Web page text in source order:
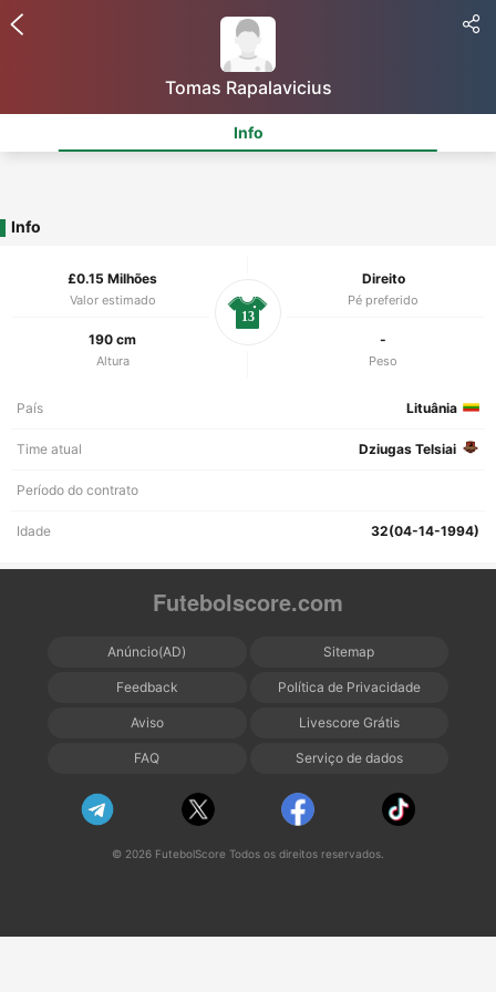
Tomas Rapalavicius
Info
Info
£0.15 Milhões
Valor estimado
Direito
Pé preferido
190 cm
Altura
-
Peso
13
País Lituânia
Time atual Dziugas Telsiai
Período do contrato
Idade 32(04-14-1994)
Futebolscore.com
Anúncio(AD) Sitemap
Feedback Política de Privacidade
Aviso Livescore Grátis
FAQ Serviço de dados
© 2026 FutebolScore Todos os direitos reservados.